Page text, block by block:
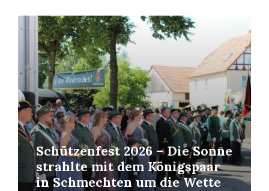
Schützenfest 2026 – Die Sonne
strahlte mit dem Königspaar
in Schmechten um die Wette
Mehr
erfahren